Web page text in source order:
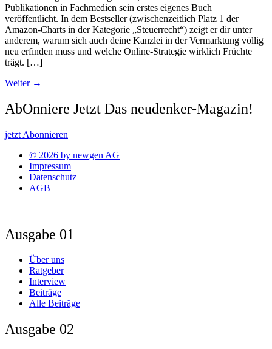
Publikationen in Fachmedien sein erstes eigenes Buch
veröffentlicht. In dem Bestseller (zwischenzeitlich Platz 1 der
Amazon-Charts in der Kategorie „Steuerrecht“) zeigt er dir unter
anderem, warum sich auch deine Kanzlei in der Vermarktung völlig
neu erfinden muss und welche Online-Strategie wirklich Früchte
trägt. […]
Weiter →
AbOnniere Jetzt Das neudenker-Magazin!
jetzt Abonnieren
© 2026 by newgen AG
Impressum
Datenschutz
AGB
Ausgabe 01
Über uns
Ratgeber
Interview
Beiträge
Alle Beiträge
Ausgabe 02